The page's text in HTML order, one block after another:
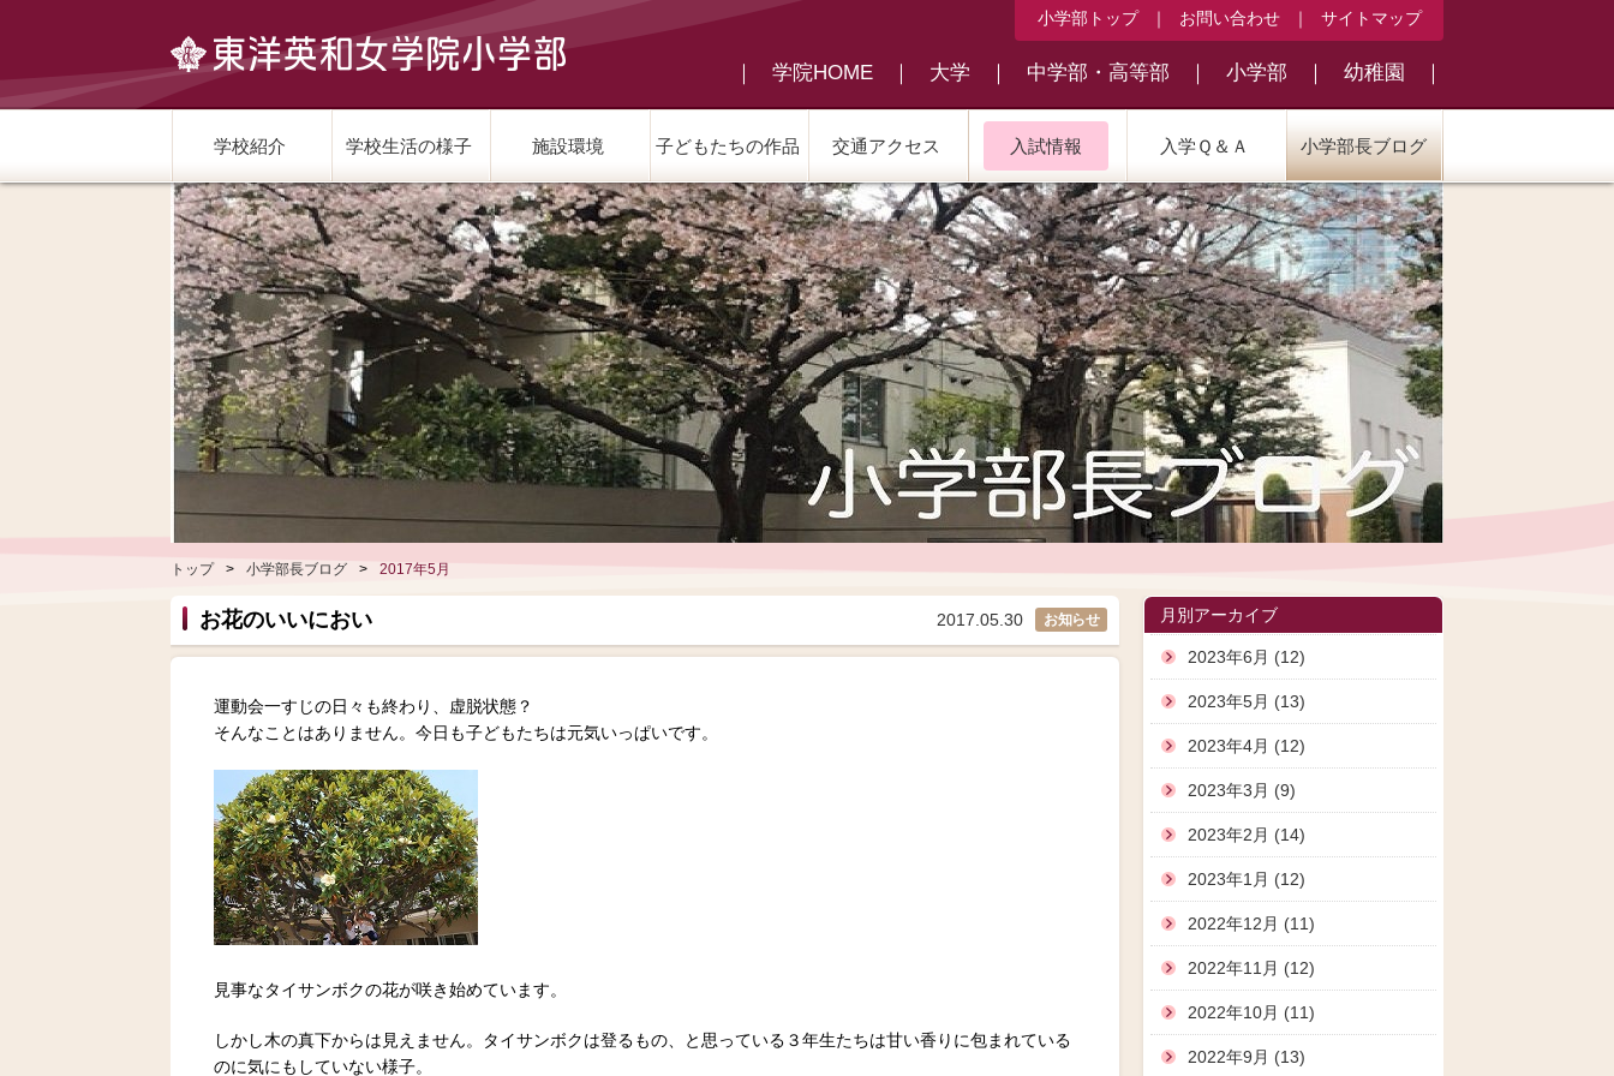
小学部トップ ｜ お問い合わせ ｜ サイトマップ
学校紹介 学校生活の様子 施設環境 子どもたちの作品 交通アクセス 入試情報 入学Ｑ＆Ａ 小学部長ブログ
｜ 学院HOME ｜ 大学 ｜ 中学部・高等部 ｜ 小学部 ｜ 幼稚園 ｜
トップ > 小学部長ブログ > 2017年5月
お花のいいにおい 2017.05.30 お知らせ
運動会一すじの日々も終わり、虚脱状態？
そんなことはありません。今日も子どもたちは元気いっぱいです。
見事なタイサンボクの花が咲き始めています。
しかし木の真下からは見えません。タイサンボクは登るもの、と思っている３年生たちは甘い香りに包まれている
のに気にもしていない様子。
月別アーカイブ
2023年6月 (12)
2023年5月 (13)
2023年4月 (12)
2023年3月 (9)
2023年2月 (14)
2023年1月 (12)
2022年12月 (11)
2022年11月 (12)
2022年10月 (11)
2022年9月 (13)